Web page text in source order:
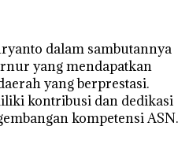
dalam sambutannya
yang mendapatkan
yang berprestasi.
kontribusi dan dedikasi
kompetensi ASN.